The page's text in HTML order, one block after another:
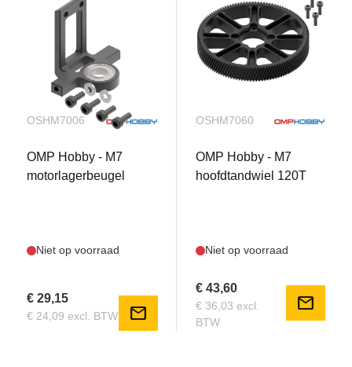
OSHM7006
OMP Hobby - M7
motorlagerbeugel
Niet op voorraad
€ 29,15
€ 24,09 excl. BTW mail
OSHM7060
OMP Hobby - M7
hoofdtandwiel 120T
Niet op voorraad
€ 43,60
€ 36,03 excl.
BTW
mail